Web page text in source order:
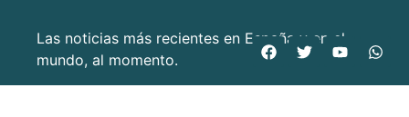
Las noticias más recientes en España y en el
mundo, al momento.